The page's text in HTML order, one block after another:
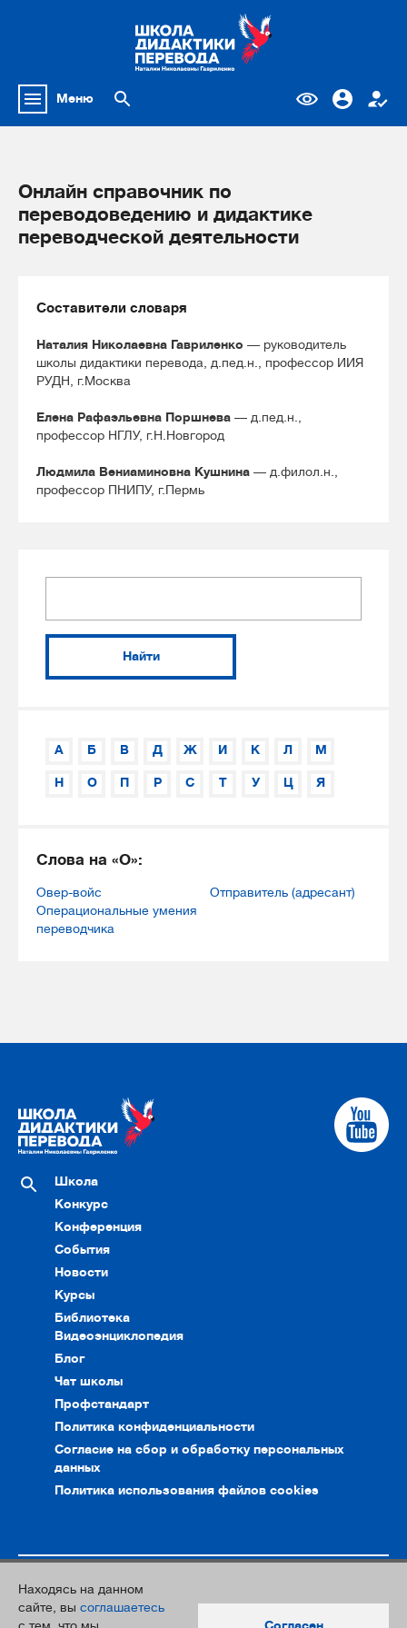
Меню
Онлайн справочник по
переводоведению и дидактике
переводческой деятельности
Составители словаря
Наталия Николаевна Гавриленко — руководитель
школы дидактики перевода, д.пед.н., профессор ИИЯ
РУДН, г.Москва
Елена Рафаэльевна Поршнева — д.пед.н.,
профессор НГЛУ, г.Н.Новгород
Людмила Вениаминовна Кушнина — д.филол.н.,
профессор ПНИПУ, г.Пермь
Найти
А Б В Д Ж И К Л М
Н О П Р С Т У Ц Я
Слова на «О»:
Овер-войс
Операциональные умения
переводчика
Отправитель (адресант)
Школа
Конкурс
Конференция
События
Новости
Курсы
Библиотека
Видеоэнциклопедия
Блог
Чат школы
Профстандарт
Политика конфиденциальности
Согласие на сбор и обработку персональных
данных
Политика использования файлов cookies
© 2010–2026. Интернет-ресурс профессионального сообщества
преподавателей и переводчиков
Находясь на данном
сайте, вы соглашаетесь